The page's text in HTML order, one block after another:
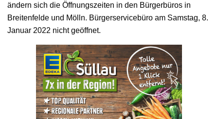
ändern sich die Öffnungszeiten in den Bürgerbüros in
Breitenfelde und Mölln. Bürgerservicebüro am Samstag, 8.
Januar 2022 nicht geöffnet.